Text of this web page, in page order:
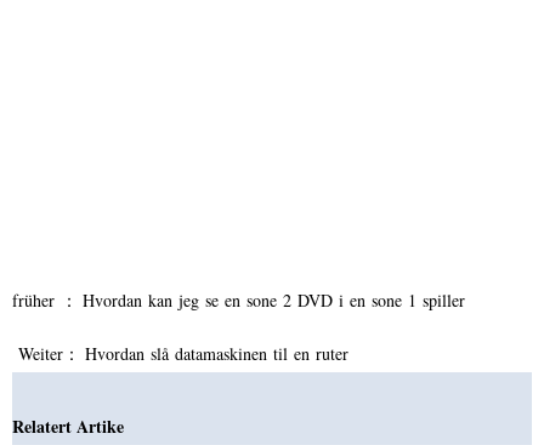
früher ： Hvordan kan jeg se en sone 2 DVD i en sone 1 spiller
Weiter： Hvordan slå datamaskinen til en ruter
Relatert Artike